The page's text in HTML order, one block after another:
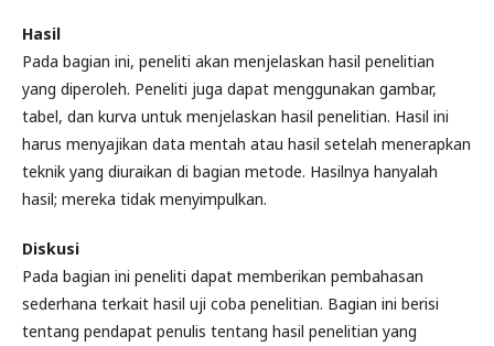
Hasil
Pada bagian ini, peneliti akan menjelaskan hasil penelitian
yang diperoleh. Peneliti juga dapat menggunakan gambar,
tabel, dan kurva untuk menjelaskan hasil penelitian. Hasil ini
harus menyajikan data mentah atau hasil setelah menerapkan
teknik yang diuraikan di bagian metode. Hasilnya hanyalah
hasil; mereka tidak menyimpulkan.
Diskusi
Pada bagian ini peneliti dapat memberikan pembahasan
sederhana terkait hasil uji coba penelitian. Bagian ini berisi
tentang pendapat penulis tentang hasil penelitian yang